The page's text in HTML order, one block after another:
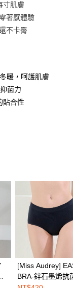
式。 讓您購物簡單
「AFTEE先享後付」
要取消訂單，請聯絡
，需透過AFTEE先享
示為準，若有關於
繫「AFTEE先享後付
home
後付」服務完成之交
相關給付款項請求債
寸肌膚
著感體驗
不卡臀
暖，呵護肌膚
菌力
貼合性
[Miss Audrey]
BRA-鋅石墨烯抗